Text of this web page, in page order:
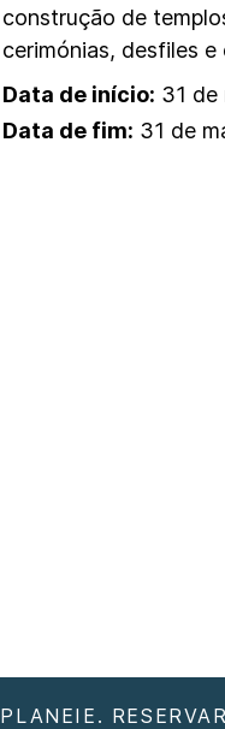
construção de
cerimónias, desfiles
Data de início: 31 de
Data de fim: 31 de
PLANEIE.